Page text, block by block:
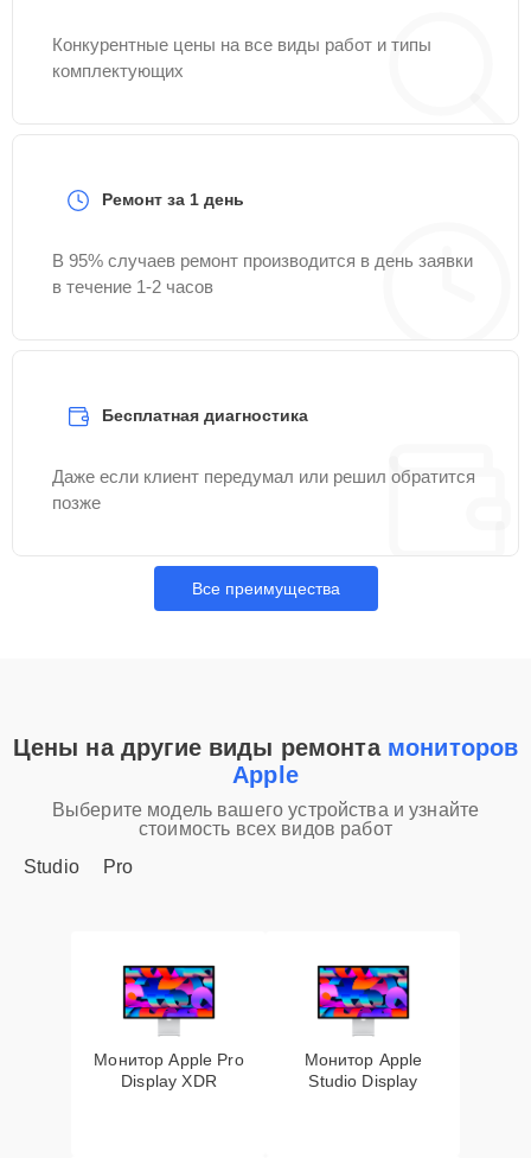
Конкурентные цены на все виды работ и типы
комплектующих
Ремонт за 1 день
В 95% случаев ремонт производится в день заявки
в течение 1-2 часов
Бесплатная диагностика
Даже если клиент передумал или решил обратится
позже
Все преимущества
Цены на другие виды ремонта мониторов
Apple
Выберите модель вашего устройства и узнайте
стоимость всех видов работ
Studio
Pro
Монитор Apple Pro
Display XDR
Монитор Apple
Studio Display